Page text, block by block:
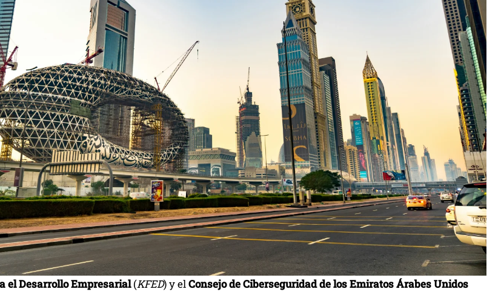
el Desarrollo Empresarial(KFED) y elConsejo de Ciberseguridad de los Emiratos Árabes Unidos